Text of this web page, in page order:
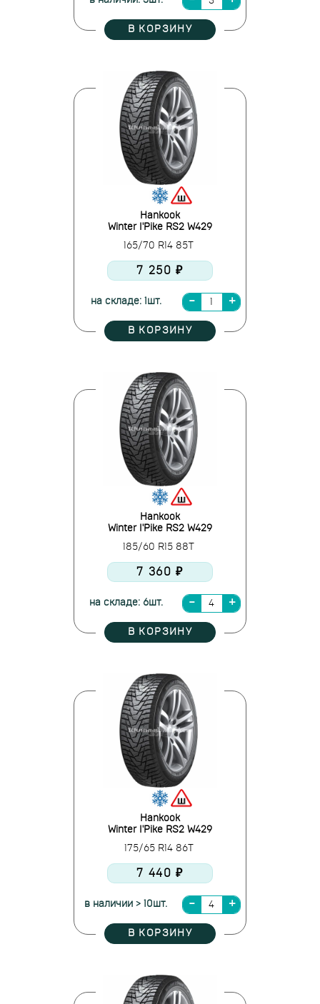
В КОРЗИНУ
Hankook
Winter I'Pike RS2 W429
165/70 R14 85T
7 250 ₽
на складе: 1шт.
В КОРЗИНУ
Hankook
Winter I'Pike RS2 W429
185/60 R15 88T
7 360 ₽
на складе: 6шт.
В КОРЗИНУ
Hankook
Winter I'Pike RS2 W429
175/65 R14 86T
7 440 ₽
в наличии > 10шт.
В КОРЗИНУ